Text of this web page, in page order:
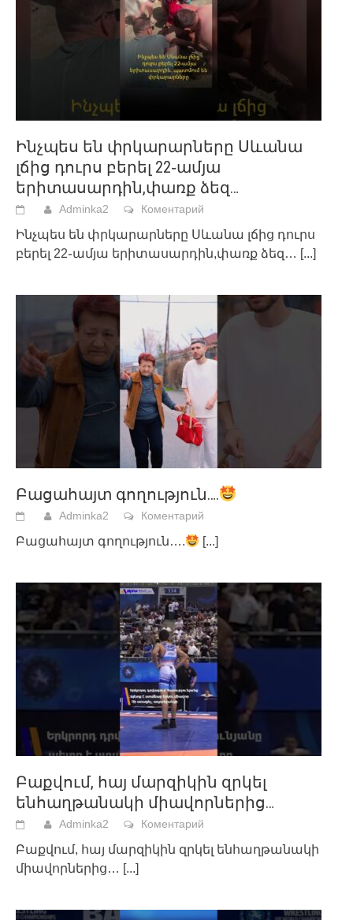
Ինչպես են փրկարարները Սևանա
լճից դուրս բերել 22֊ամյա
երիտասարդին,փառք ձեզ…
Adminka2 Коментарий
Ինչպես են փրկարարները Սևանա լճից դուրս
բերել 22֊ամյա երիտասարդին,փառք ձեզ… [...]
Բացահայտ գողություն….
Adminka2 Коментарий
Բացահայտ գողություն…. [...]
Բաքվում, հայ մարզիկին զրկել
ենհաղթանակի միավորներից…
Adminka2 Коментарий
Բաքվում, հայ մարզիկին զրկել ենհաղթանակի
միավորներից… [...]